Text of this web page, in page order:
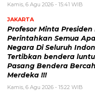
Kamis, 6 Agu 2026 - 15:41 WIB
JAKARTA
Profesor Minta Presiden
Perintahkan Semua
Negara Di Seluruh
Tertibkan bendera
Pasang Bendera
Merdeka !!!
Kamis, 6 Agu 2026 - 15:22 WIB